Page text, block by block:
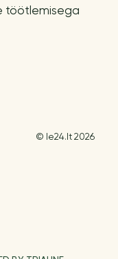
töötlemisega
© le24.lt 2026